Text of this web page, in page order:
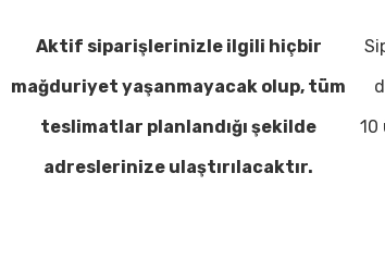
Aktif siparişlerinizle ilgili hiçbir
mağduriyet yaşanmayacak olup, tüm
teslimatlar planlandığı şekilde
adreslerinize ulaştırılacaktır.
10